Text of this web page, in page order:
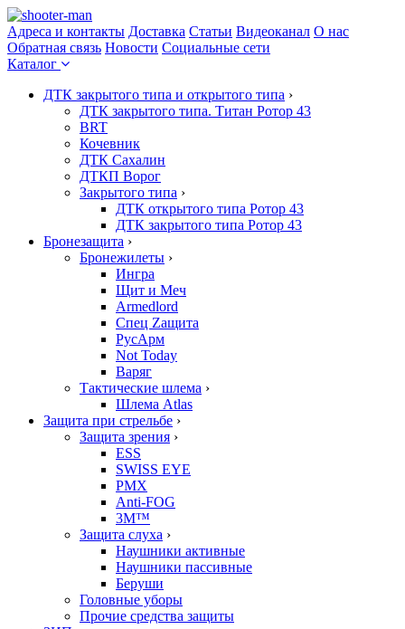
Адреса и контакты Доставка Статьи Видеоканал О нас
Обратная связь Новости Социальные сети
Каталог
ДТК закрытого типа и открытого типа ›
ДТК закрытого типа. Титан Ротор 43
BRT
Кочевник
ДТК Сахалин
ДТКП Ворог
Закрытого типа ›
ДТК открытого типа Ротор 43
ДТК закрытого типа Ротор 43
Бронезащита ›
Бронежилеты ›
Ингра
Щит и Меч
Armedlord
Спец Zащита
РусАрм
Not Today
Варяг
Тактические шлема ›
Шлема Atlas
Защита при стрельбе ›
Защита зрения ›
ESS
SWISS EYE
PMX
Anti-FOG
3M™
Защита слуха ›
Наушники активные
Наушники пассивные
Беруши
Головные уборы
Прочие средства защиты